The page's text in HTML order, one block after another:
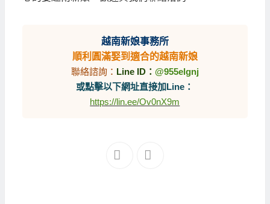
越南新娘事務所
順利圓滿娶到適合的越南新娘
聯絡諮詢： Line ID： @955elgnj
或點擊以下網址直接加Line：
https://lin.ee/Ov0nX9m